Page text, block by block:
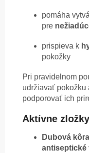
pomáha
pre
prispieva k
pokožky
Pri pravidelnom
udržiavať pokožku
podporovať ich
Aktívne zložky
Dubová
antiseptické